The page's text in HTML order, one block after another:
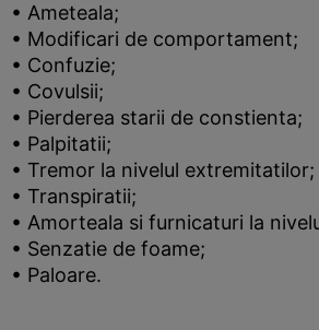
• Ameteala;
• Modificari de comportament;
• Confuzie;
• Covulsii;
• Pierderea starii de constienta;
• Palpitatii;
• Tremor la nivelul extremitatilor;
• Transpiratii;
• Amorteala si furnicaturi la
• Senzatie de foame;
• Paloare.